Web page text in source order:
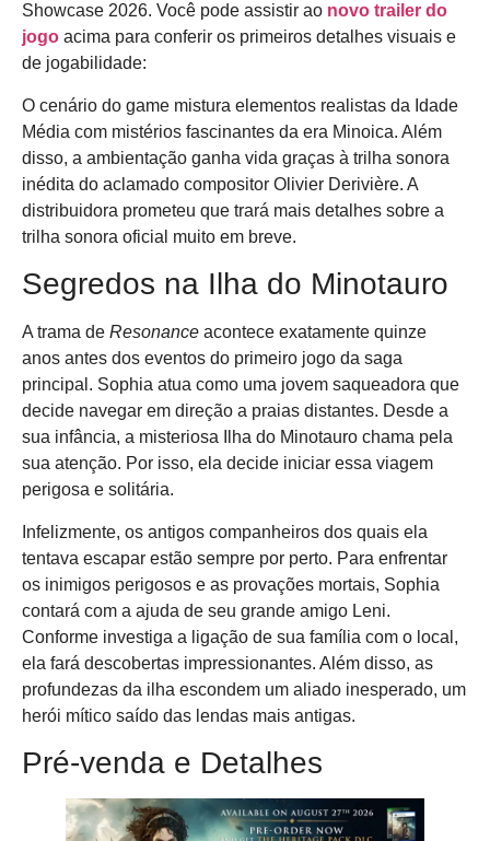
Showcase 2026. Você pode assistir ao novo trailer do
jogo acima para conferir os primeiros detalhes visuais e
de jogabilidade:
O cenário do game mistura elementos realistas da Idade
Média com mistérios fascinantes da era Minoica. Além
disso, a ambientação ganha vida graças à trilha sonora
inédita do aclamado compositor Olivier Derivière. A
distribuidora prometeu que trará mais detalhes sobre a
trilha sonora oficial muito em breve.
Segredos na Ilha do Minotauro
A trama de Resonance acontece exatamente quinze
anos antes dos eventos do primeiro jogo da saga
principal. Sophia atua como uma jovem saqueadora que
decide navegar em direção a praias distantes. Desde a
sua infância, a misteriosa Ilha do Minotauro chama pela
sua atenção. Por isso, ela decide iniciar essa viagem
perigosa e solitária.
Infelizmente, os antigos companheiros dos quais ela
tentava escapar estão sempre por perto. Para enfrentar
os inimigos perigosos e as provações mortais, Sophia
contará com a ajuda de seu grande amigo Leni.
Conforme investiga a ligação de sua família com o local,
ela fará descobertas impressionantes. Além disso, as
profundezas da ilha escondem um aliado inesperado, um
herói mítico saído das lendas mais antigas.
Pré-venda e Detalhes